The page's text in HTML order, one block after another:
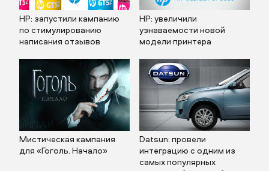
HP: запустили кампанию
по стимулированию
написания отзывов
HP: увеличили
узнаваемости новой
модели принтера
Мистическая кампания
для «Гоголь. Начало»
Datsun: провели
интеграцию с одним из
самых популярных